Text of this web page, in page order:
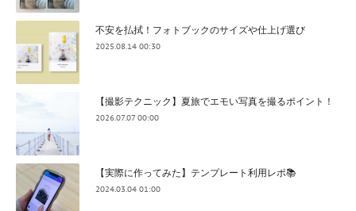
不安を払拭！フォトブックのサイズや仕上げ選び
2025.08.14 00:30
【撮影テクニック】夏旅でエモい写真を撮るポイント！
2026.07.07 00:00
【実際に作ってみた】テンプレート利用レポ📚
2024.03.04 01:00